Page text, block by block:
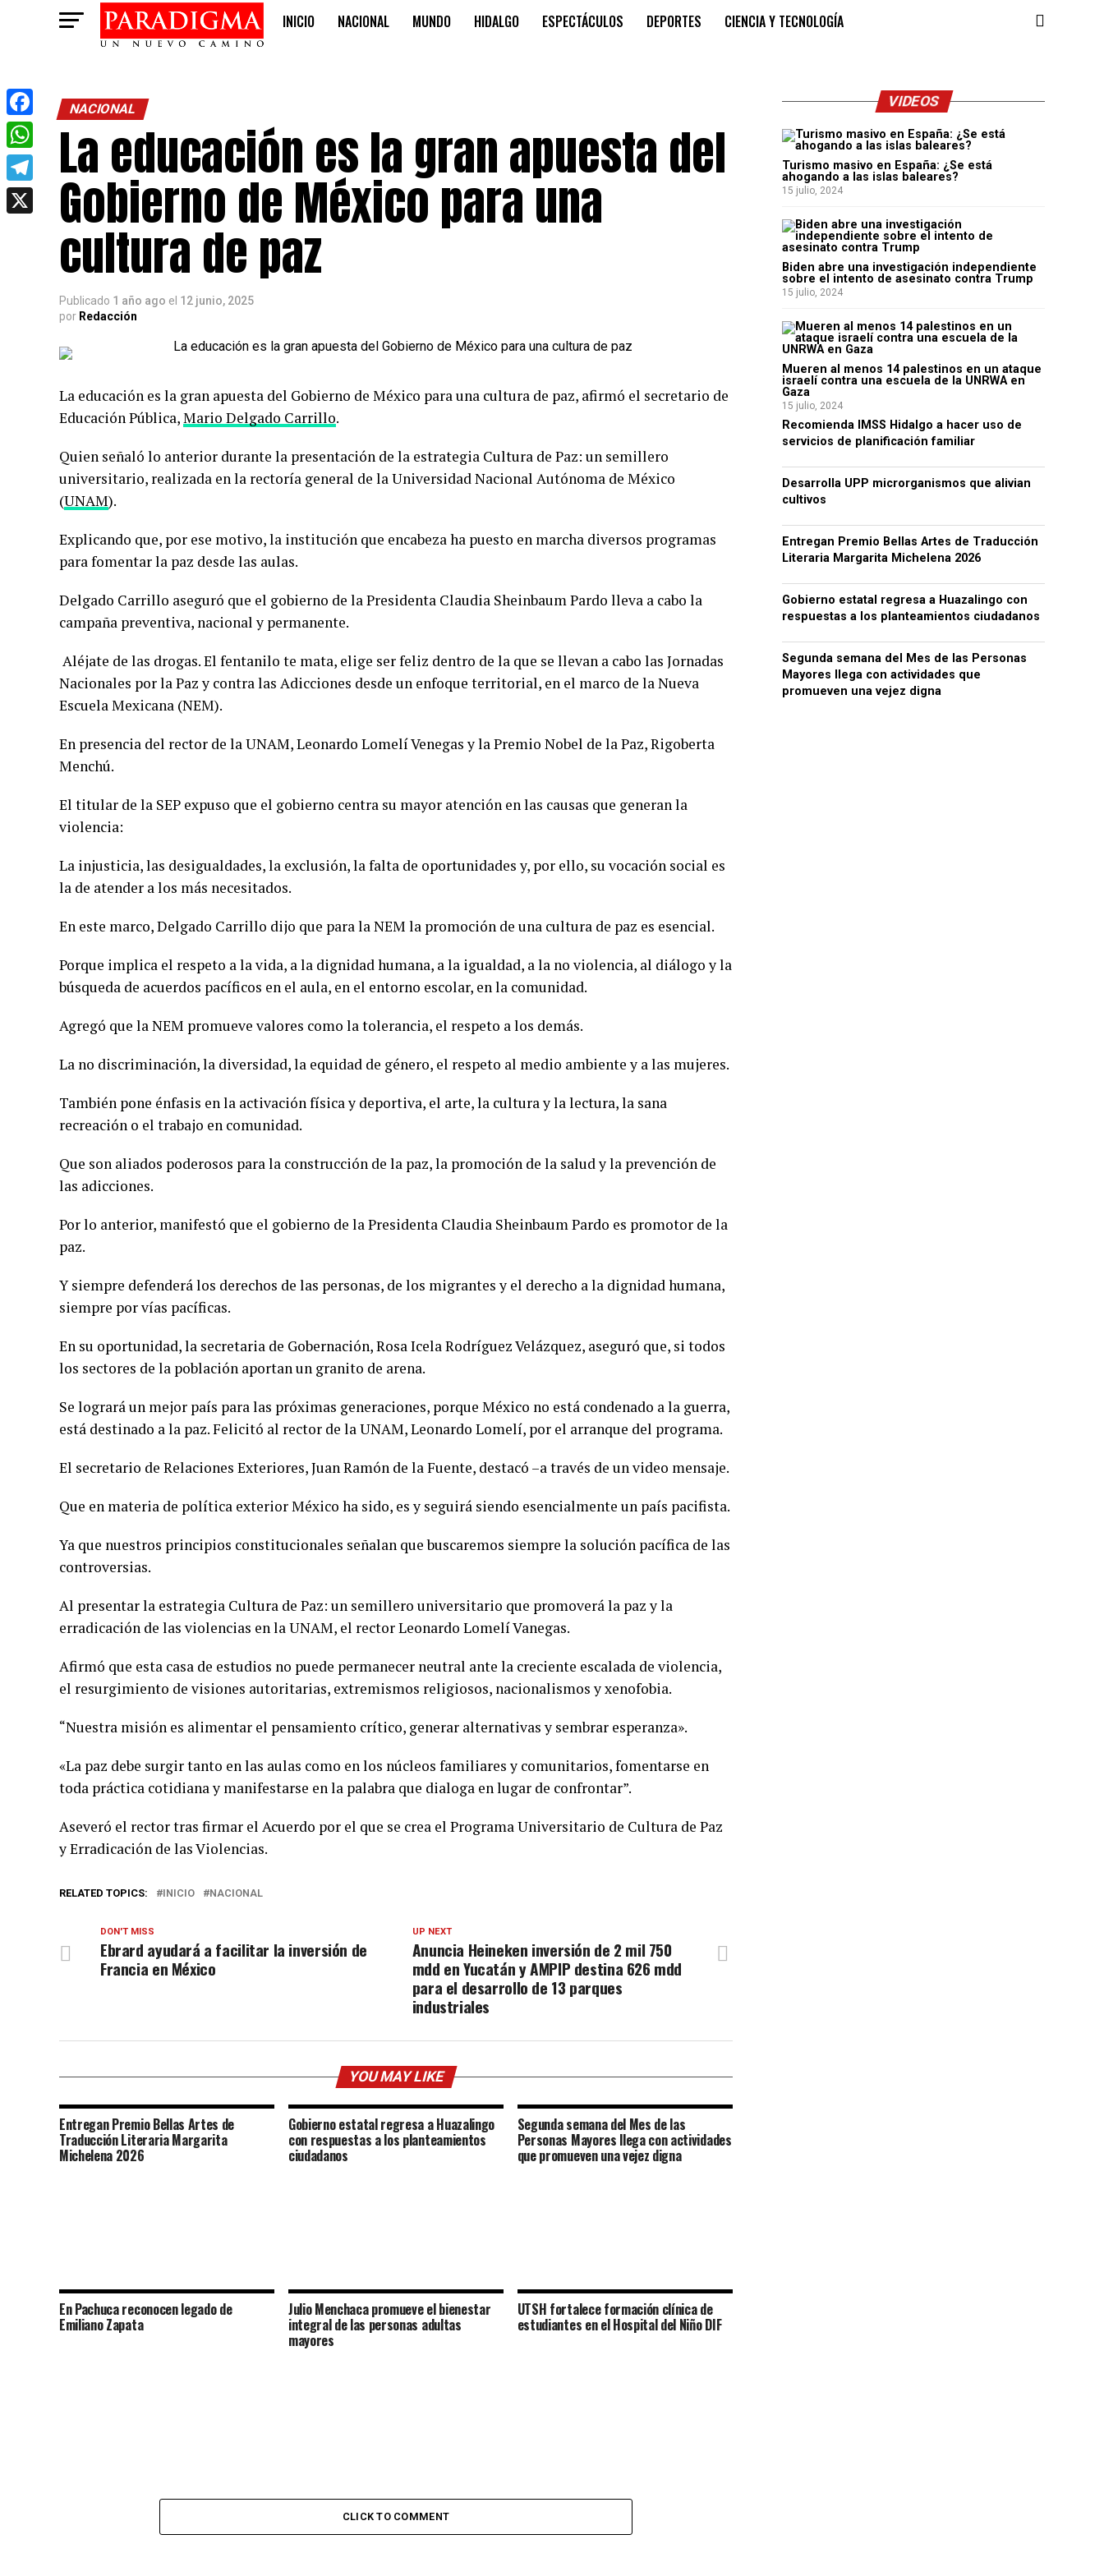
INICIO NACIONAL MUNDO HIDALGO ESPECTÁCULOS DEPORTES CIENCIA Y TECNOLOGÍA
NACIONAL
La educación es la gran apuesta del
Gobierno de México para una
cultura de paz
Publicado 1 año ago el 12 junio, 2025
por Redacción
La educación es la gran apuesta del Gobierno de México para una cultura de paz, afirmó el secretario de
Educación Pública,Mario Delgado Carrillo.
Quien señaló lo anterior durante la presentación de la estrategia Cultura de Paz: un semillero
universitario, realizada en la rectoría general de la Universidad Nacional Autónoma de México
(UNAM).
Explicando que, por ese motivo, la institución que encabeza ha puesto en marcha diversos programas
para fomentar la paz desde las aulas.
Delgado Carrillo aseguró que el gobierno de la Presidenta Claudia Sheinbaum Pardo lleva a cabo la
campaña preventiva, nacional y permanente.
Aléjate de las drogas. El fentanilo te mata, elige ser feliz dentro de la que se llevan a cabo las Jornadas
Nacionales por la Paz y contra las Adicciones desde un enfoque territorial, en el marco de la Nueva
Escuela Mexicana (NEM).
En presencia del rector de la UNAM, Leonardo Lomelí Venegas y la Premio Nobel de la Paz, Rigoberta
Menchú.
El titular de la SEP expuso que el gobierno centra su mayor atención en las causas que generan la
violencia:
La injusticia, las desigualdades, la exclusión, la falta de oportunidades y, por ello, su vocación social es
la de atender a los más necesitados.
En este marco, Delgado Carrillo dijo que para la NEM la promoción de una cultura de paz es esencial.
Porque implica el respeto a la vida, a la dignidad humana, a la igualdad, a la no violencia, al diálogo y la
búsqueda de acuerdos pacíficos en el aula, en el entorno escolar, en la comunidad.
Agregó que la NEM promueve valores como la tolerancia, el respeto a los demás.
La no discriminación, la diversidad, la equidad de género, el respeto al medio ambiente y a las mujeres.
También pone énfasis en la activación física y deportiva, el arte, la cultura y la lectura, la sana
recreación o el trabajo en comunidad.
Que son aliados poderosos para la construcción de la paz, la promoción de la salud y la prevención de
las adicciones.
Por lo anterior, manifestó que el gobierno de la Presidenta Claudia Sheinbaum Pardo es promotor de la
paz.
Y siempre defenderá los derechos de las personas, de los migrantes y el derecho a la dignidad humana,
siempre por vías pacíficas.
En su oportunidad, la secretaria de Gobernación, Rosa Icela Rodríguez Velázquez, aseguró que, si todos
los sectores de la población aportan un granito de arena.
Se logrará un mejor país para las próximas generaciones, porque México no está condenado a la guerra,
está destinado a la paz. Felicitó al rector de la UNAM, Leonardo Lomelí, por el arranque del programa.
El secretario de Relaciones Exteriores, Juan Ramón de la Fuente, destacó –a través de un video mensaje.
Que en materia de política exterior México ha sido, es y seguirá siendo esencialmente un país pacifista.
Ya que nuestros principios constitucionales señalan que buscaremos siempre la solución pacífica de las
controversias.
Al presentar la estrategia Cultura de Paz: un semillero universitario que promoverá la paz y la
erradicación de las violencias en la UNAM, el rector Leonardo Lomelí Vanegas.
Afirmó que esta casa de estudios no puede permanecer neutral ante la creciente escalada de violencia,
el resurgimiento de visiones autoritarias, extremismos religiosos, nacionalismos y xenofobia.
“Nuestra misión es alimentar el pensamiento crítico, generar alternativas y sembrar esperanza».
«La paz debe surgir tanto en las aulas como en los núcleos familiares y comunitarios, fomentarse en
toda práctica cotidiana y manifestarse en la palabra que dialoga en lugar de confrontar”.
Aseveró el rector tras firmar el Acuerdo por el que se crea el Programa Universitario de Cultura de Paz
y Erradicación de las Violencias.
RELATED TOPICS: INICIO NACIONAL
UP NEXT
Anuncia Heineken inversión de 2 mil 750
mdd en Yucatán y AMPIP destina 626 mdd
para el desarrollo de 13 parques
industriales
DON'T MISS
Ebrard ayudará a facilitar la inversión de
Francia en México
YOU MAY LIKE
Entregan Premio Bellas Artes de
Traducción Literaria Margarita
Michelena 2026
Gobierno estatal regresa a Huazalingo
con respuestas a los planteamientos
ciudadanos
Segunda semana del Mes de las
Personas Mayores llega con actividades
que promueven una vejez digna
En Pachuca reconocen legado de
Emiliano Zapata
Julio Menchaca promueve el bienestar
integral de las personas adultas
mayores
UTSH fortalece formación clínica de
estudiantes en el Hospital del Niño DIF
CLICK TO COMMENT
VIDEOS
Turismo masivo en España: ¿Se está
ahogando a las islas baleares?
15 julio, 2024
Biden abre una investigación independiente
sobre el intento de asesinato contra Trump
15 julio, 2024
Mueren al menos 14 palestinos en un ataque
israelí contra una escuela de la UNRWA en
Gaza
15 julio, 2024
Recomienda IMSS Hidalgo a hacer uso de
servicios de planificación familiar
Desarrolla UPP microrganismos que alivian
cultivos
Entregan Premio Bellas Artes de Traducción
Literaria Margarita Michelena 2026
Gobierno estatal regresa a Huazalingo con
respuestas a los planteamientos ciudadanos
Segunda semana del Mes de las Personas
Mayores llega con actividades que
promueven una vejez digna
Facebook
WhatsApp
Telegram